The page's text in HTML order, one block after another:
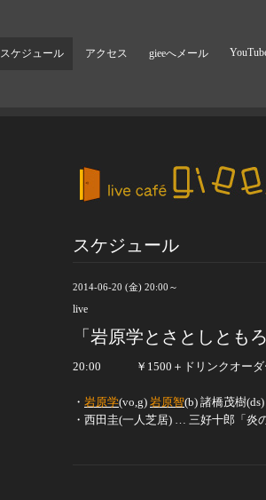
スケジュール アクセス gieeへメール
スケジュール
2014-06-20 (金) 20:00～
live
「岩原学とさとしとも
20:00 ￥1500＋ドリンクオーダ
・ 岩原学(vo,g) 岩原智(b) 諸橋茂樹(ds)
・西田圭(一人芝居) … 三好十郎「